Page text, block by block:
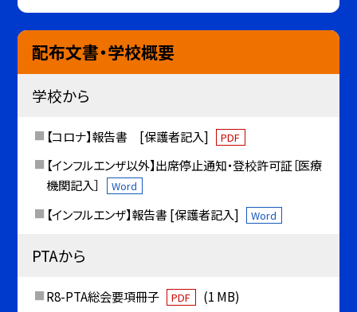
配布文書・学校概要
学校から
【コロナ】報告書 [保護者記入] PDF
【インフルエンザ以外】出席停止通知・登校許可証［医療
機関記入］
Word
【インフルエンザ】報告書 [保護者記入] Word
PTAから
R8-PTA総会要項冊子 PDF (1 MB)